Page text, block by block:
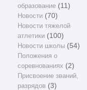
образование(11)
Новости(70)
Новости тяжелой
атлетики(100)
Новости школы(54)
Положения о
соревнованиях (2)
Присвоение званий,
разрядов (3)